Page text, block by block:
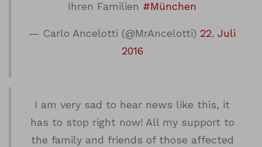
Ihren Familien #München
— Carlo Ancelotti (@MrAncelotti) 22. Juli
2016
I am very sad to hear news like this, it
has to stop right now! All my support to
the family and friends of those affected